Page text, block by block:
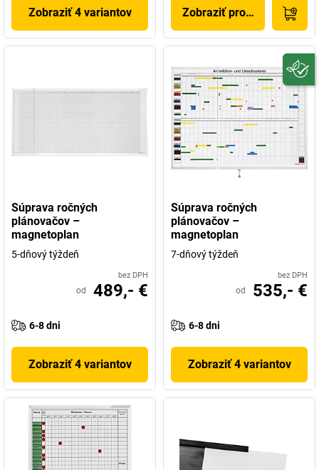
Zobraziť 4 variantov Zobraziť produkt
Súprava ročných
plánovačov –
magnetoplan
5-dňový týždeň
bez DPH
od 489,- €
6-8 dni
Zobraziť 4 variantov
Súprava ročných
plánovačov –
magnetoplan
7-dňový týždeň
bez DPH
od 535,- €
6-8 dni
Zobraziť 4 variantov